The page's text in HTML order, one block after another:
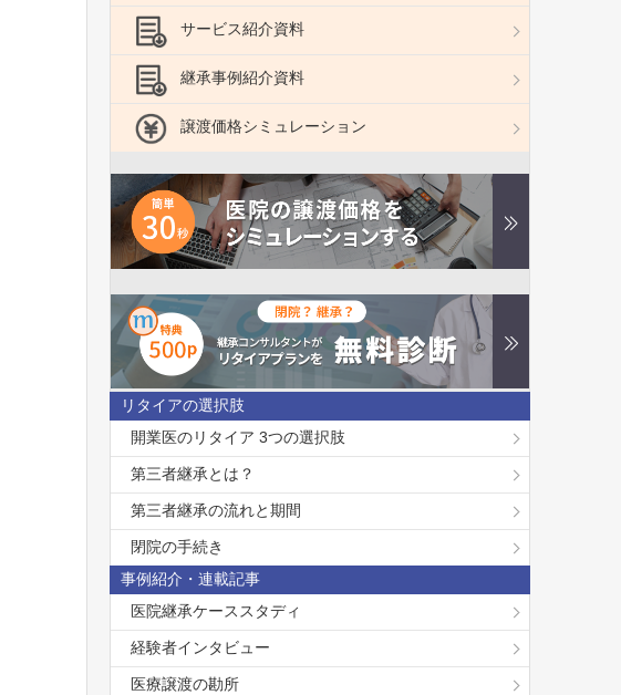
サービス紹介資料
継承事例紹介資料
譲渡価格シミュレーション
リタイアの選択肢
開業医のリタイア 3つの選択肢
第三者継承とは？
第三者継承の流れと期間
閉院の手続き
事例紹介・連載記事
医院継承ケーススタディ
経験者インタビュー
医療譲渡の勘所